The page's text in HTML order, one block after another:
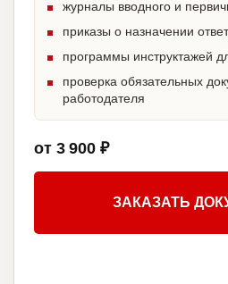
журналы вводного и
приказы о назначении
программы инструктажей
проверка обязательных
работодателя
от 3 900 ₽
ЗАКАЗАТЬ